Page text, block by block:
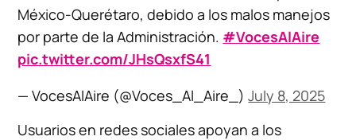
México-Querétaro, debido a los malos manejos
por parte de la Administración. #VocesAlAire
pic.twitter.com/JHsQsxfS41
— VocesAlAire (@Voces_Al_Aire_)July 8, 2025
Usuarios en redes sociales apoyan a los